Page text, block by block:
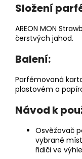
Složení
AREON MON
čerstvých jahod.
Balení:
Parfémovaná
plastovém a
Návod k
Osvěžovač
vybrané
řidiči ve